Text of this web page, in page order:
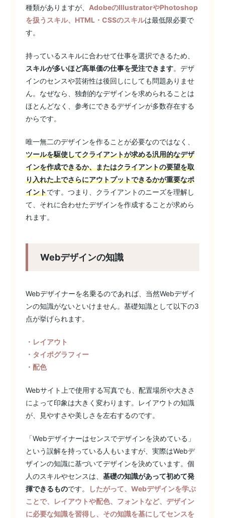
種類がありますが、 AdobeのIllustratorやPhotoshop
を扱うスキル、HTML・CSSのスキルは最低限必要で
す。
持っているスキルに合わせて仕事を選択できるため、
スキルが多いほど高単価の仕事を受注できます。デザ
インのセンスや芸術性は後回しにしても問題ありませ
ん。なぜなら、独創的なデザインを求められることは
ほとんどなく、参考にできるデザインが多数存在する
からです。
唯一無二のデザインを作ることが必要なのではなく、
ツールを駆使してクライアントが求める汎用的なデザ
インを作成できるか、またはクライアントの要望を取
り入れた上でさらにアウトプットできるかが重要なポ
イントです。つまり、クライアントのニーズを理解し
て、それに合わせたデザインを作成することが求めら
れます。
Webデザインの知識
Webデザイナーを名乗るのであれば、当然Webデザイ
ンの知識がないといけません。基礎知識として以下の3
点が挙げられます。
・レイアウト
・タイポグラフィー
・配色
Webサイト上で使用する写真でも、配置場所や大きさ
によって印象は大きく変わります。レイアウトの知識
が、見やすさや美しさを左右するのです。
「Webデザイナーはセンスでデザインを決めている」
という誤解を持っている人もいますが、実際はWebデ
ザインの知識に基づいてデザインを決めています。個
人のスキルやセンスは、 基礎の知識があって初めて発
揮できるものです。
したがって、Webデザインを学ぶ
ことで、レイアウトや配色、フォントなど、デザイン
に必要な知識を習得し、その知識を基にしてセンスを